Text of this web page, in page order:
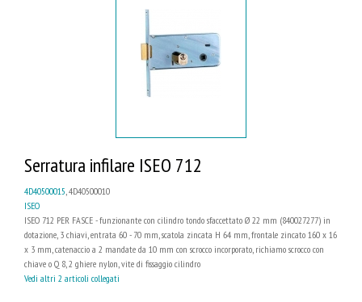
Serratura infilare ISEO 712
4D40500015, 4D40500010
ISEO
ISEO 712 PER FASCE - funzionante con cilindro tondo sfaccettato Ø 22 mm (840027277) in
dotazione, 3 chiavi, entrata 60 - 70 mm, scatola zincata H 64 mm, frontale zincato 160 x 16
x 3 mm, catenaccio a 2 mandate da 10 mm con scrocco incorporato, richiamo scrocco con
chiave o Q 8, 2 ghiere nylon, vite di fissaggio cilindro
Vedi altri 2 articoli collegati